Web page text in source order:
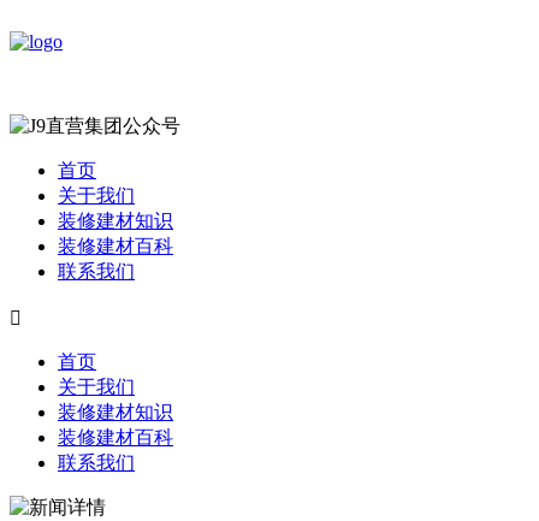
首页
关于我们
装修建材知识
装修建材百科
联系我们

首页
关于我们
装修建材知识
装修建材百科
联系我们